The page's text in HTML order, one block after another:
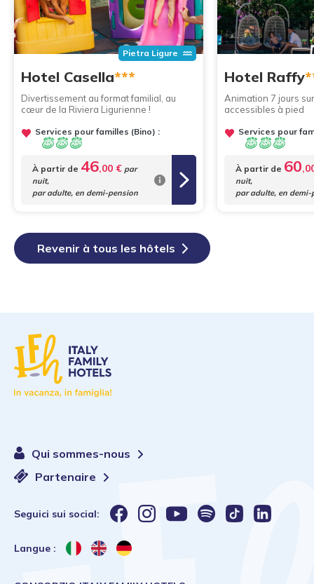
Pietra Ligure
Hotel Casella***
Divertissement au format familial, au
cœur de la Riviera Ligurienne !
Services pour familles (Bino) :
À partir de 46,00 € par
nuit,
par adulte, en demi-pension
Hotel Raffy
Animation 7 jours
accessibles à pied
Services pour
À partir de 60
nuit,
par adulte, en demi-
Revenir à tous les hôtels
Qui sommes-nous
Partenaire
Seguici sui social:
Langue :